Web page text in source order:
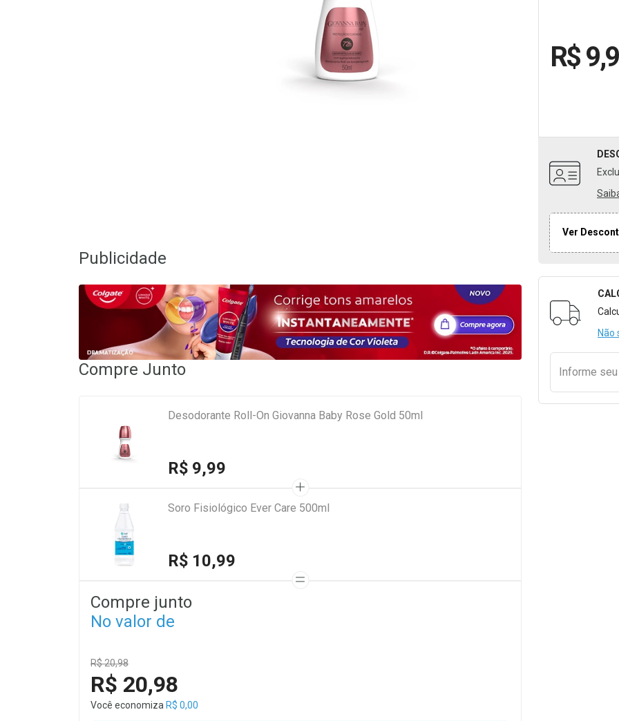
R$
Ver
Não
Informe seu
Publicidade
Compre Junto
Desodorante Roll-On Giovanna Baby Rose Gold 50ml
R$ 9,99
Soro Fisiológico Ever Care 500ml
R$ 10,99
Compre junto
No valor de
R$ 20,98
R$ 20,98
Você economiza R$ 0,00